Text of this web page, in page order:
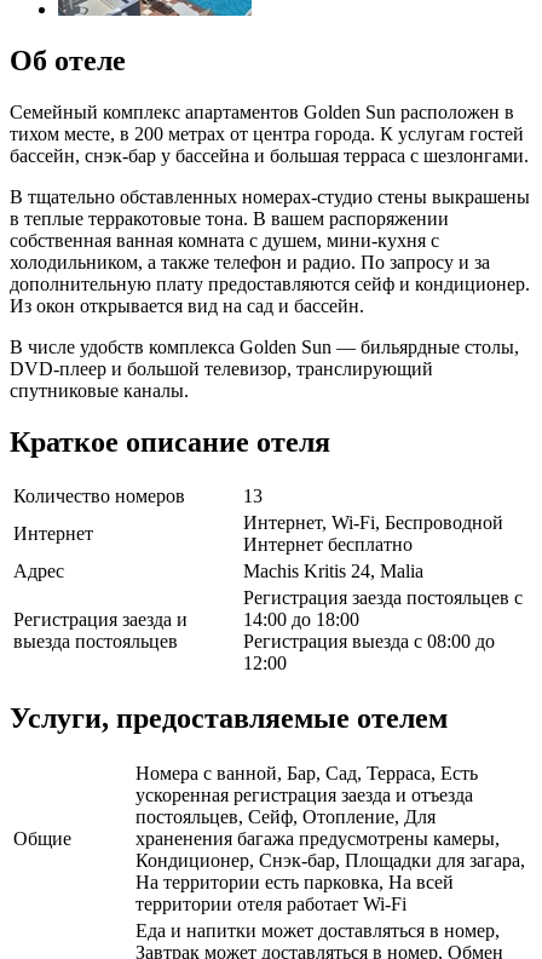
Об отеле
Семейный комплекс апартаментов Golden Sun расположен в
тихом месте, в 200 метрах от центра города. К услугам гостей
бассейн, снэк-бар у бассейна и большая терраса с шезлонгами.
В тщательно обставленных номерах-студио стены выкрашены
в теплые терракотовые тона. В вашем распоряжении
собственная ванная комната с душем, мини-кухня с
холодильником, а также телефон и радио. По запросу и за
дополнительную плату предоставляются сейф и кондиционер.
Из окон открывается вид на сад и бассейн.
В числе удобств комплекса Golden Sun — бильярдные столы,
DVD-плеер и большой телевизор, транслирующий
спутниковые каналы.
Краткое описание отеля
Количество номеров
13
Интернет
Интернет, Wi-Fi, Беспроводной
Интернет бесплатно
Адрес
Machis Kritis 24, Malia
Регистрация заезда и
выезда постояльцев
Регистрация заезда постояльцев с
14:00 до 18:00
Регистрация выезда с 08:00 до
12:00
Услуги, предоставляемые отелем
Общие
Номера с ванной, Бар, Сад, Терраса, Есть
ускоренная регистрация заезда и отъезда
постояльцев, Сейф, Отопление, Для
храненения багажа предусмотрены камеры,
Кондиционер, Снэк-бар, Площадки для загара,
На территории есть парковка, На всей
территории отеля работает Wi-Fi
Еда и напитки может доставляться в номер,
Завтрак может доставляться в номер, Обмен